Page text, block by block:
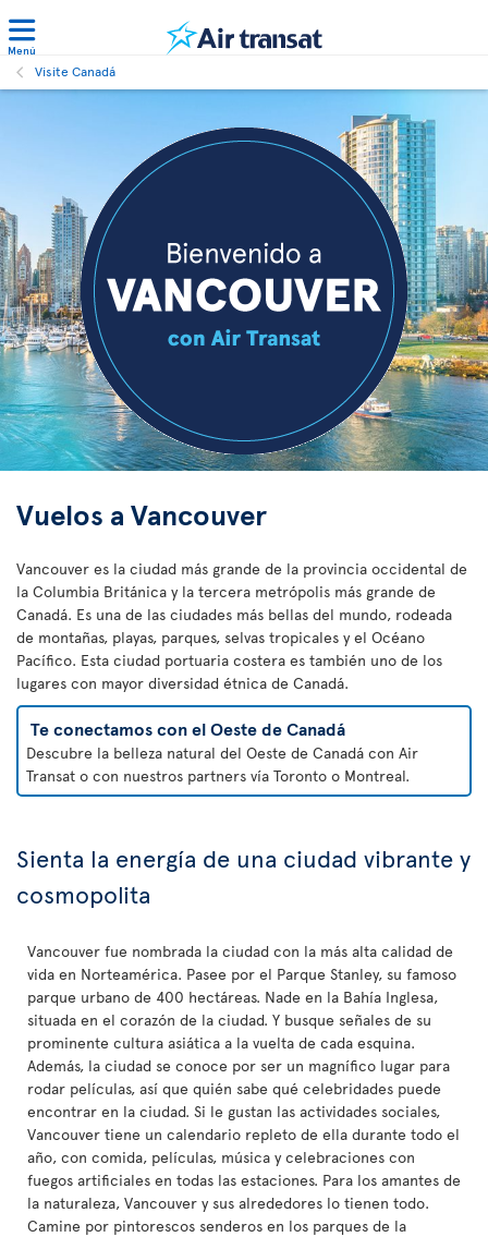
Menú
Visite Canadá
Vuelos a Vancouver
Vancouver es la ciudad más grande de la provincia occidental de
la Columbia Británica y la tercera metrópolis más grande de
Canadá. Es una de las ciudades más bellas del mundo, rodeada
de montañas, playas, parques, selvas tropicales y el Océano
Pacífico. Esta ciudad portuaria costera es también uno de los
lugares con mayor diversidad étnica de Canadá.
Te conectamos con el Oeste de Canadá
Descubre la belleza natural del Oeste de Canadá con Air
Transat o con nuestros partners vía Toronto o Montreal.
Sienta la energía de una ciudad vibrante y
cosmopolita
Vancouver fue nombrada la ciudad con la más alta calidad de
vida en Norteamérica. Pasee por el Parque Stanley, su famoso
parque urbano de 400 hectáreas. Nade en la Bahía Inglesa,
situada en el corazón de la ciudad. Y busque señales de su
prominente cultura asiática a la vuelta de cada esquina.
Además, la ciudad se conoce por ser un magnífico lugar para
rodar películas, así que quién sabe qué celebridades puede
encontrar en la ciudad. Si le gustan las actividades sociales,
Vancouver tiene un calendario repleto de ella durante todo el
año, con comida, películas, música y celebraciones con
fuegos artificiales en todas las estaciones. Para los amantes de
la naturaleza, Vancouver y sus alrededores lo tienen todo.
Camine por pintorescos senderos en los parques de la